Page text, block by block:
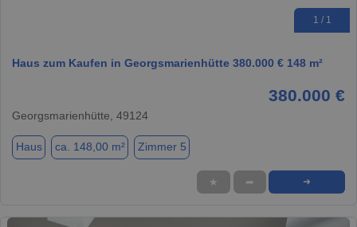
1 / 1
Haus zum Kaufen in Georgsmarienhütte 380.000 € 148 m²
380.000 €
Georgsmarienhütte, 49124
Haus ca. 148,00 m² Zimmer 5
★ ➦ ➜